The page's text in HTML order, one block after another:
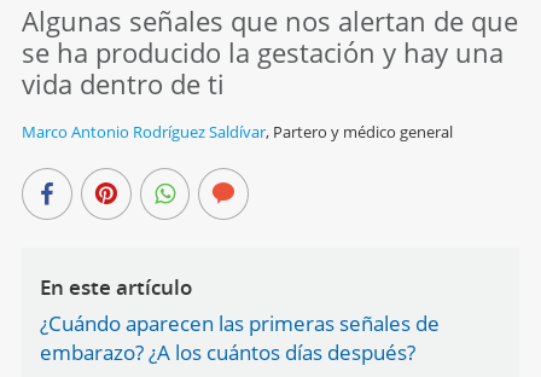
Algunas señales que nos alertan de que
se ha producido la gestación y hay una
vida dentro de ti
Marco Antonio Rodríguez Saldívar, Partero y médico general
En este artículo
¿Cuándo aparecen las primeras señales de
embarazo? ¿A los cuántos días después?